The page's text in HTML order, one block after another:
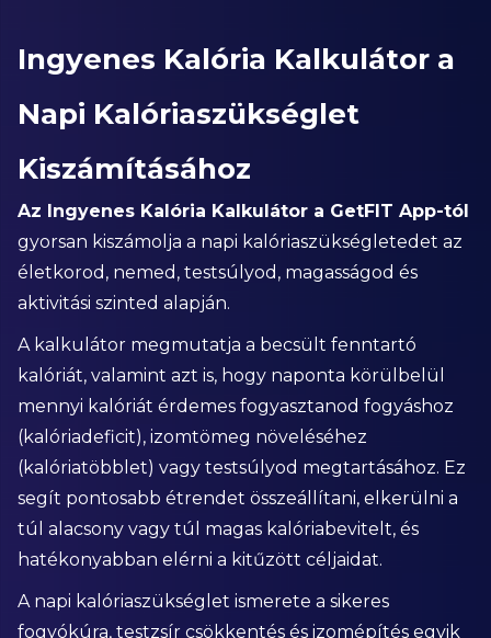
Ingyenes Kalória Kalkulátor a
Napi Kalóriaszükséglet
Kiszámításához
Az Ingyenes Kalória Kalkulátor a GetFIT App-tól
gyorsan kiszámolja a napi kalóriaszükségletedet az
életkorod, nemed, testsúlyod, magasságod és
aktivitási szinted alapján.
A kalkulátor megmutatja a becsült fenntartó
kalóriát, valamint azt is, hogy naponta körülbelül
mennyi kalóriát érdemes fogyasztanod fogyáshoz
(kalóriadeficit), izomtömeg növeléséhez
(kalóriatöbblet) vagy testsúlyod megtartásához. Ez
segít pontosabb étrendet összeállítani, elkerülni a
túl alacsony vagy túl magas kalóriabevitelt, és
hatékonyabban elérni a kitűzött céljaidat.
A napi kalóriaszükséglet ismerete a sikeres
fogyókúra, testzsír csökkentés és izomépítés egyik